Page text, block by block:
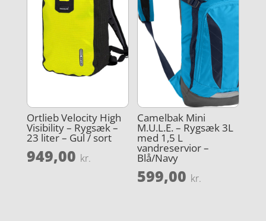
Ortlieb Velocity High
Visibility – Rygsæk –
23 liter – Gul / sort
949,00 kr.
Camelbak Mini
M.U.L.E. – Rygsæk 3L
med 1,5 L
vandreservior –
Blå/Navy
599,00 kr.